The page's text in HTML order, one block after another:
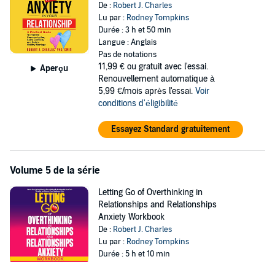
Aperçu
De : Robert J. Charles
Lu par : Rodney Tompkins
Durée : 3 h et 50 min
Langue : Anglais
Pas de notations
11,99 € ou gratuit avec l'essai.
Renouvellement automatique à
5,99 €/mois après l'essai. Voir
conditions d'éligibilité
Essayez Standard gratuitement
Volume 5 de la série
Letting Go of Overthinking in
Relationships and Relationships
Anxiety Workbook
De : Robert J. Charles
Lu par : Rodney Tompkins
Durée : 5 h et 10 min